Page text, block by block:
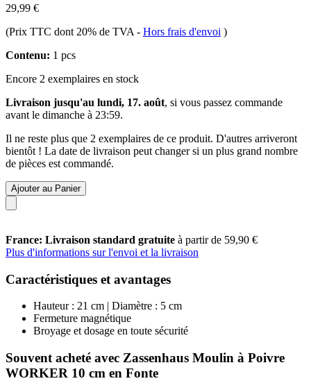
29,99 €
(Prix TTC dont 20% de TVA - Hors frais d'envoi )
Contenu: 1 pcs
Encore 2 exemplaires en stock
Livraison jusqu'au lundi, 17. août, si vous passez commande
avant le dimanche à 23:59.
Il ne reste plus que 2 exemplaires de ce produit. D'autres arriveront
bientôt ! La date de livraison peut changer si un plus grand nombre
de pièces est commandé.
Ajouter au Panier
France: Livraison standard gratuite à partir de 59,90 €
Plus d'informations sur l'envoi et la livraison
Caractéristiques et avantages
Hauteur : 21 cm | Diamètre : 5 cm
Fermeture magnétique
Broyage et dosage en toute sécurité
Souvent acheté avec Zassenhaus Moulin à Poivre
WORKER 10 cm en Fonte